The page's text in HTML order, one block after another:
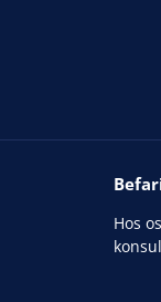
Hos